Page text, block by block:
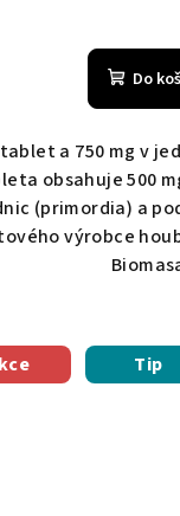
Do
a 750 mg v
obsahuje 500
(primordia) a
výrobce
Tip